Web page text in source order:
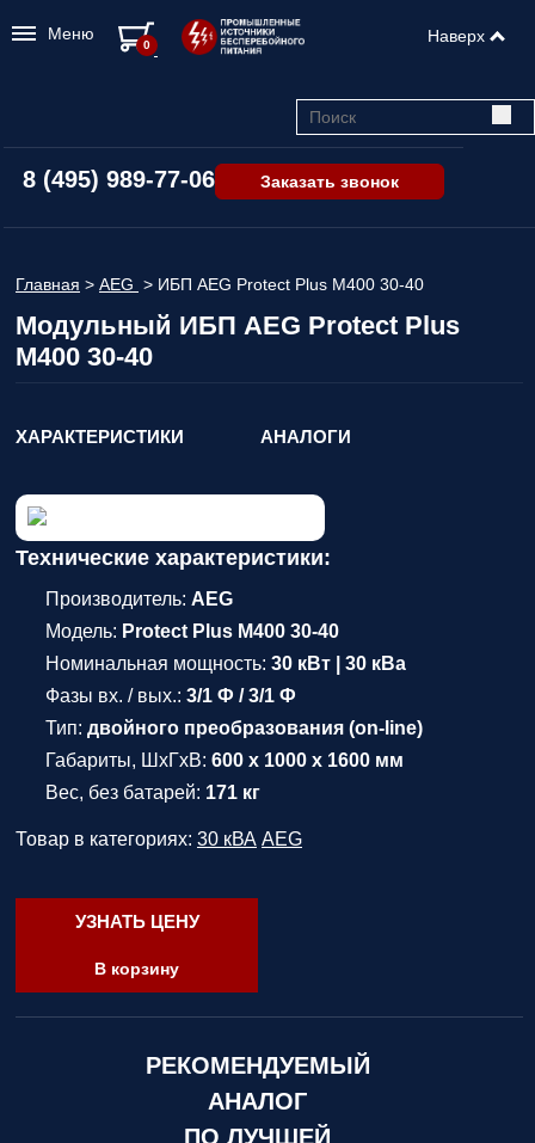
8 (495) 989-77-06 Заказать звонок
Главная > AEG > ИБП AEG Protect Plus M400 30-40
Модульный ИБП AEG Protect Plus
M400 30-40
ХАРАКТЕРИСТИКИ АНАЛОГИ
Технические характеристики:
Производитель: AEG
Модель: Protect Plus M400 30-40
Номинальная мощность: 30 кВт | 30 кВа
Фазы вх. / вых.: 3/1 Ф / 3/1 Ф
Тип: двойного преобразования (on-line)
Габариты, ШхГхВ: 600 x 1000 x 1600 мм
Вес, без батарей: 171 кг
Товар в категориях: 30 кВА AEG
УЗНАТЬ ЦЕНУ
В корзину
РЕКОМЕНДУЕМЫЙ
АНАЛОГ
ПО ЛУЧШЕЙ
Меню Наверх
0